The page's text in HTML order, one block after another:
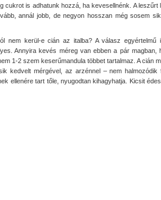
cukrot is adhatunk hozzá, ha kevesellnénk. A leszűrt
annál jobb, de negyon hosszan még sosem
nem kerül-e cián az italba? A válasz egyértelmű
Annyira kevés méreg van ebben a pár magban,
1-2 szem keserűmandula többet tartalmaz. A cián
kedvelt mérgével, az arzénnel – nem halmozódik
ellenére tart tőle, nyugodtan kihagyhatja. Kicsit